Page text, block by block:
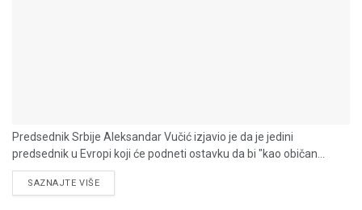
Predsednik Srbije Aleksandar Vučić izjavio je da je jedini
predsednik u Evropi koji će podneti ostavku da bi "kao običan...
SAZNAJTE VIŠEDETAILS